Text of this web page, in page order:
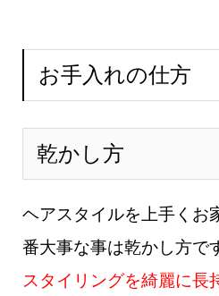
お手入れの仕方
乾かし方
ヘアスタイルを上手くお
番大事な事は乾かし方で
スタイリングを綺麗に長